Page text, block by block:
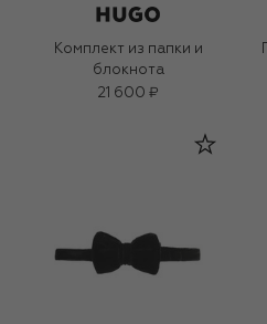
Комплект из папки и
блокнота
21 600 ₽